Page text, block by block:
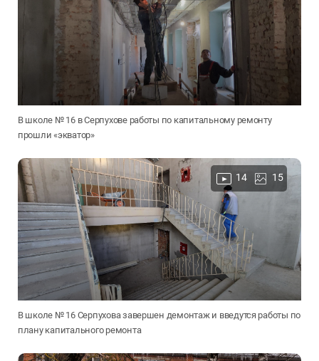
В школе № 16 в Серпухове работы по капитальному ремонту
прошли «экватор»
14 15
В школе № 16 Серпухова завершен демонтаж и введутся работы по
плану капитального ремонта